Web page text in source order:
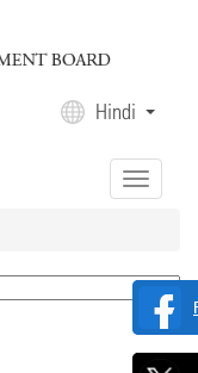
Hindi
Toggle
navigation